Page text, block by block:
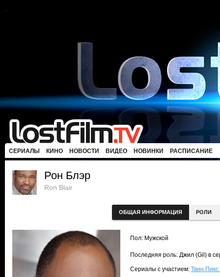
СЕРИАЛЫ КИНО НОВОСТИ ВИДЕО НОВИНКИ РАСПИСАНИЕ
Рон Блэр
Ron Blair
ОБЩАЯ ИНФОРМАЦИЯ РОЛИ
Пол: Мужской
Последняя роль: Джил (Gil) в
Сериалы с участием: Твин